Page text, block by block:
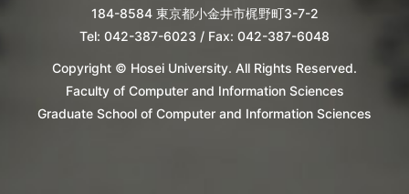
184-8584 東京都小金井市梶野町3-7-2
Tel: 042-387-6023 / Fax: 042-387-6048
Copyright © Hosei University. All Rights Reserved.
Faculty of Computer and Information Sciences
Graduate School of Computer and Information Sciences